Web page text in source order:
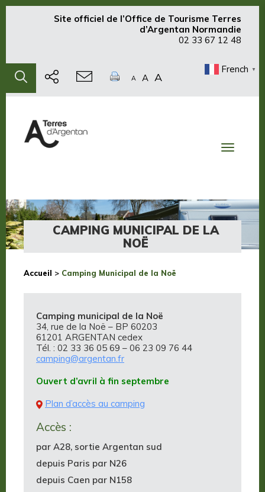
Site officiel de l’Office de Tourisme Terres
d’Argentan Normandie
02 33 67 12 48
A A A
French ▼
Toggle
CAMPING MUNICIPAL DE LA
NOË
Accueil > Camping Municipal de la Noë
Camping municipal de la Noë
34, rue de la Noë – BP 60203
61201 ARGENTAN cedex
Tél. : 02 33 36 05 69 – 06 23 09 76 44
camping@argentan.fr
Ouvert d’avril à fin septembre
Plan d’accès au camping
Accès :
par A28, sortie Argentan sud
depuis Paris par N26
depuis Caen par N158